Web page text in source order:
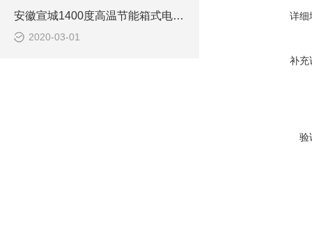
安徽宣城1400度高温节能箱式电阻炉 1400度卧式马弗炉
2020-03-01
详细
补充
验